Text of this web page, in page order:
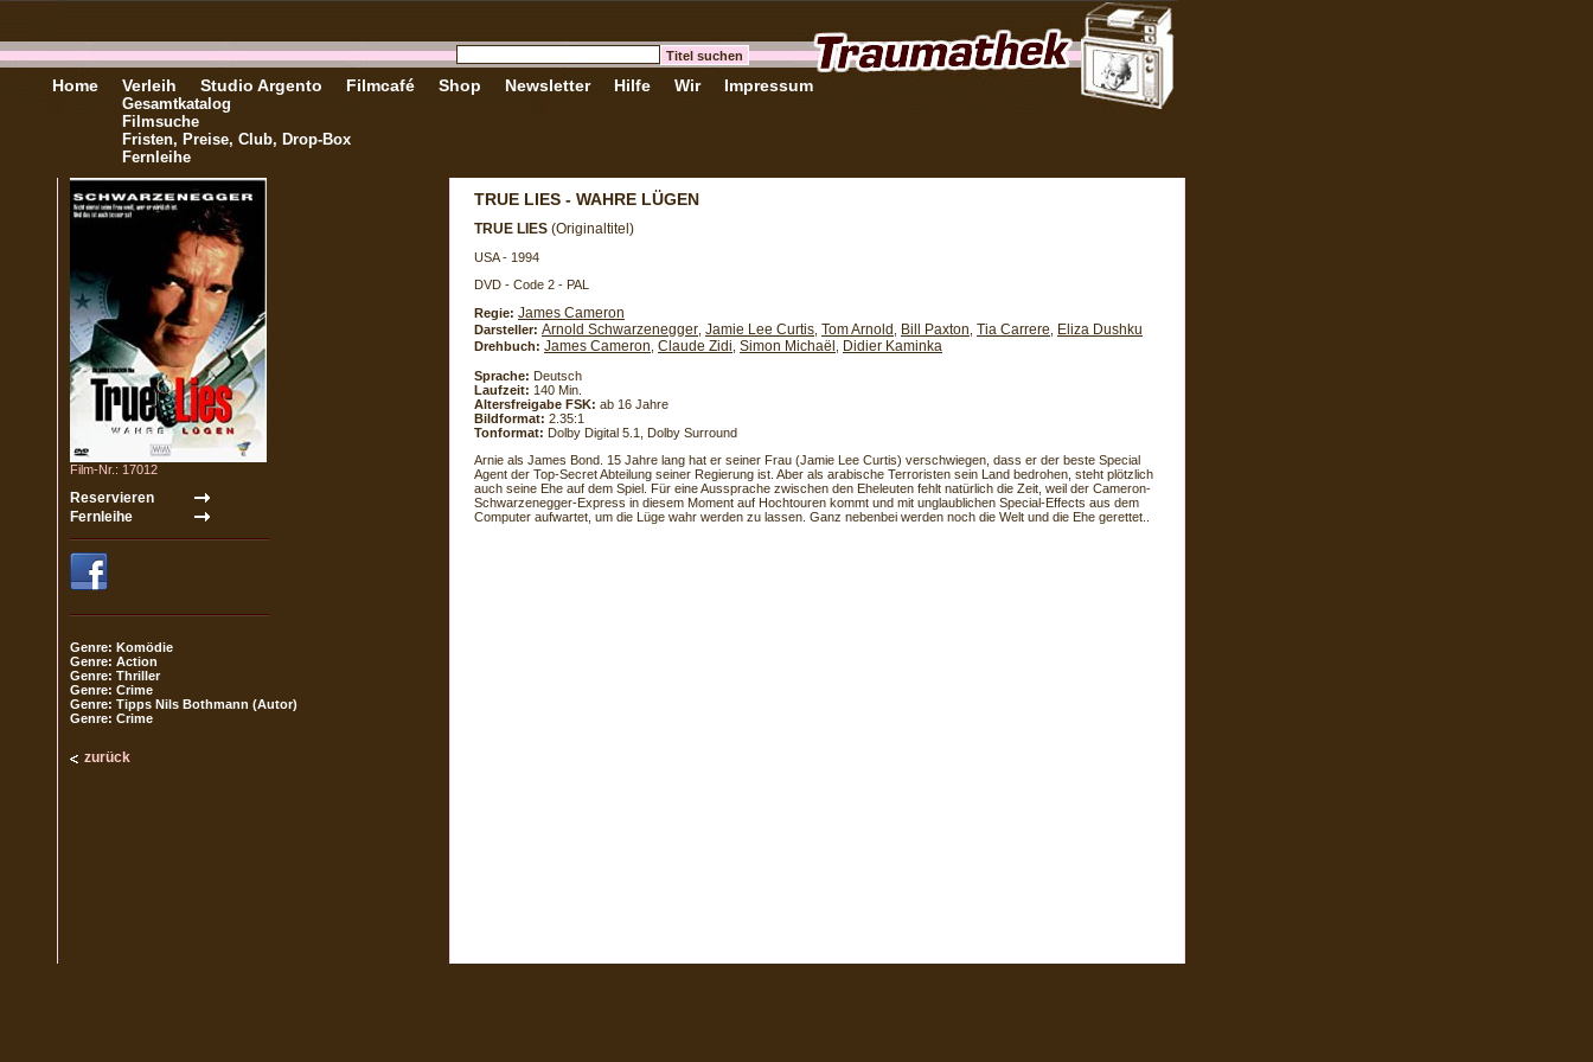
Home Verleih
Gesamtkatalog
Filmsuche
Fristen, Preise, Club, Drop-Box
Fernleihe
Studio Argento Filmcafé Shop Newsletter Hilfe Wir Impressum
Film-Nr.: 17012
Genre: Komödie
Genre: Action
Genre: Thriller
Genre: Crime
Genre: Tipps Nils Bothmann (Autor)
Genre: Crime
zurück
TRUE LIES - WAHRE LÜGEN
TRUE LIES (Originaltitel)
USA - 1994
DVD - Code 2 - PAL
Regie: James Cameron
Darsteller: Arnold Schwarzenegger Jamie Lee Curtis Tom Arnold Bill Paxton Tia Carrere Eliza Dushku
Drehbuch: James Cameron Claude Zidi Simon Michaël Didier Kaminka
Sprache: Deutsch
Laufzeit: 140 Min.
Altersfreigabe FSK: ab 16 Jahre
Bildformat: 2.35:1
Tonformat: Dolby Digital 5.1, Dolby Surround
Arnie als James Bond. 15 Jahre lang hat er seiner Frau (Jamie Lee Curtis) verschwiegen, dass er der beste Special
Agent der Top-Secret Abteilung seiner Regierung ist. Aber als arabische Terroristen sein Land bedrohen, steht plötzlich
auch seine Ehe auf dem Spiel. Für eine Aussprache zwischen den Eheleuten fehlt natürlich die Zeit, weil der Cameron-
Schwarzenegger-Express in diesem Moment auf Hochtouren kommt und mit unglaublichen Special-Effects aus dem
Computer aufwartet, um die Lüge wahr werden zu lassen. Ganz nebenbei werden noch die Welt und die Ehe gerettet..